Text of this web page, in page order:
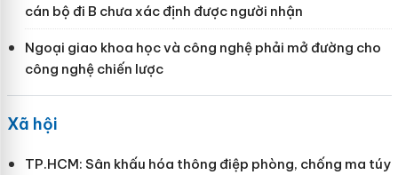
cán bộ đi B chưa xác định được người nhận
Ngoại giao khoa học và công nghệ phải mở đường cho
công nghệ chiến lược
Xã hội
TP.HCM: Sân khấu hóa thông điệp phòng, chống ma túy